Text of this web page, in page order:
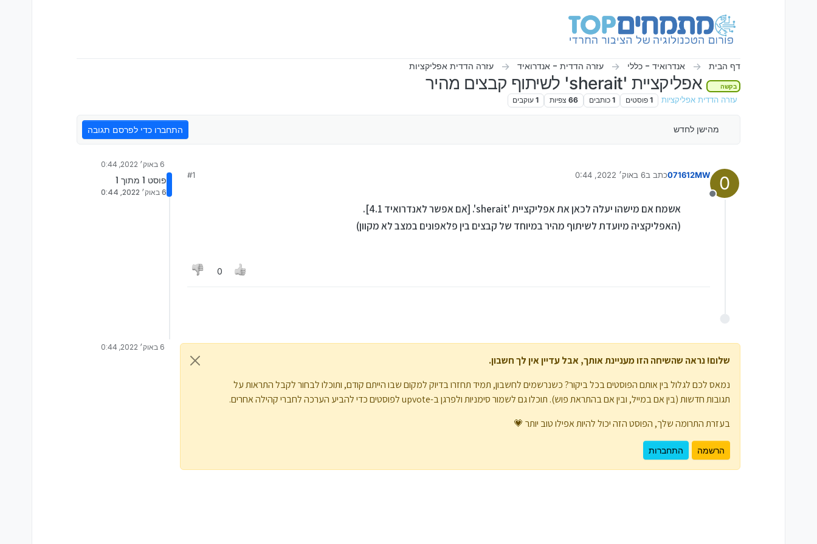
דף הבית אנדרואיד - כללי עזרה הדדית - אנדרואיד עזרה הדדית אפליקציות
בקשה אפליקציית 'sherait' לשיתוף קבצים מהיר
עזרה הדדית אפליקציות 1 פוסטים 1 כותבים 66 צפיות 1 עוקבים
מהישן לחדש התחברו כדי לפרסם תגובה
0
מנותק
071612MWכתב ב6 באוק׳ 2022, 0:44
נערך לאחרונה על ידי
#1
אשמח אם מישהו יעלה לכאן את אפליקציית 'sherait'. [אם אפשר לאנדרואיד 4.1].
(האפליקציה מיועדת לשיתוף מהיר במיוחד של קבצים בין פלאפונים במצב לא מקוון)
0
שלום! נראה שהשיחה הזו מעניינת אותך, אבל עדיין אין לך חשבון.
נמאס לכם לגלול בין אותם הפוסטים בכל ביקור? כשנרשמים לחשבון, תמיד תחזרו בדיוק למקום שבו הייתם קודם, ותוכלו לבחור לקבל התראות על
תגובות חדשות (בין אם במייל, ובין אם בהתראת פוש). תוכלו גם לשמור סימניות ולפרגן ב-upvote לפוסטים כדי להביע הערכה לחברי קהילה אחרים.
בעזרת התרומה שלך, הפוסט הזה יכול להיות אפילו טוב יותר 💗
הרשמה התחברות
6 באוק׳ 2022, 0:44
פוסט 1 מתוך 1
6 באוק׳ 2022, 0:44
6 באוק׳ 2022, 0:44